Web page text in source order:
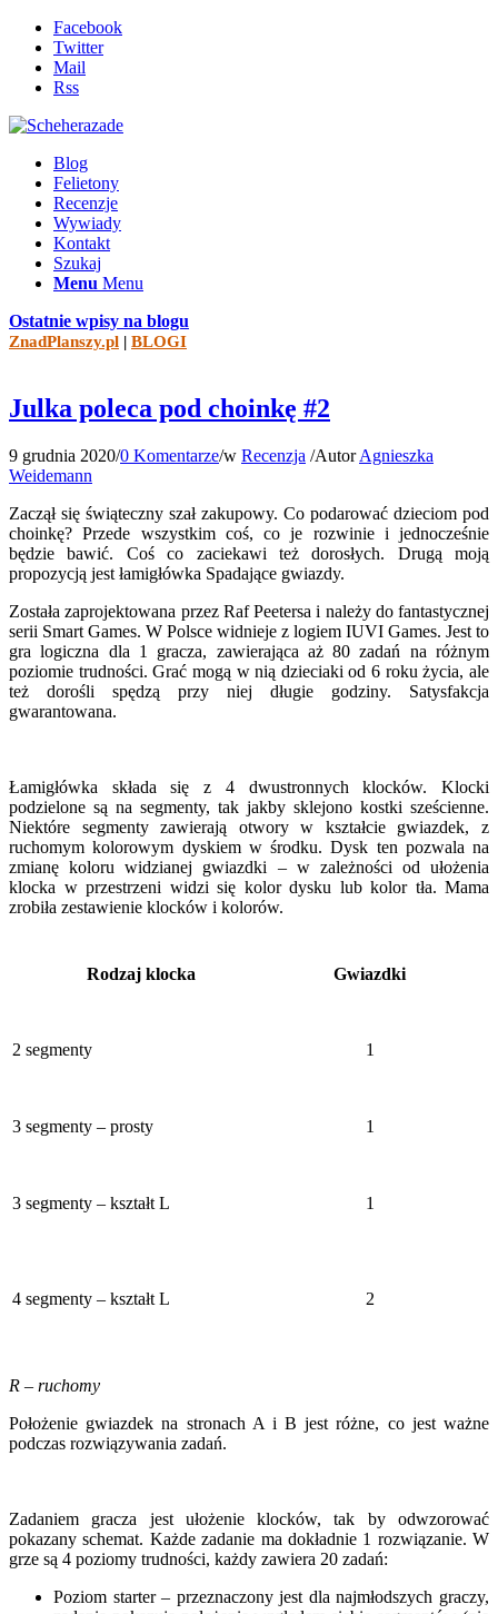
Facebook
Twitter
Mail
Rss
Blog
Felietony
Recenzje
Wywiady
Kontakt
Szukaj
Menu Menu
Ostatnie wpisy na blogu
ZnadPlanszy.pl | BLOGI
Julka poleca pod choinkę #2
9 grudnia 2020/0 Komentarze/w Recenzja /AutorAgnieszka
Weidemann
Zaczął się świąteczny szał zakupowy. Co podarować dzieciom pod
choinkę? Przede wszystkim coś, co je rozwinie i jednocześnie
będzie bawić. Coś co zaciekawi też dorosłych. Drugą moją
propozycją jest łamigłówka Spadające gwiazdy.
Została zaprojektowana przez Raf Peetersa i należy do fantastycznej
serii Smart Games. W Polsce widnieje z logiem IUVI Games. Jest to
gra logiczna dla 1 gracza, zawierająca aż 80 zadań na różnym
poziomie trudności. Grać mogą w nią dzieciaki od 6 roku życia, ale
też dorośli spędzą przy niej długie godziny. Satysfakcja
gwarantowana.
Łamigłówka składa się z 4 dwustronnych klocków. Klocki
podzielone są na segmenty, tak jakby sklejono kostki sześcienne.
Niektóre segmenty zawierają otwory w kształcie gwiazdek, z
ruchomym kolorowym dyskiem w środku. Dysk ten pozwala na
zmianę koloru widzianej gwiazdki – w zależności od ułożenia
klocka w przestrzeni widzi się kolor dysku lub kolor tła. Mama
zrobiła zestawienie klocków i kolorów.
Rodzaj klocka Gwiazdki
2 segmenty 1
3 segmenty – prosty 1
3 segmenty – kształt L 1
4 segmenty – kształt L 2
R – ruchomy
Położenie gwiazdek na stronach A i B jest różne, co jest ważne
podczas rozwiązywania zadań.
Zadaniem gracza jest ułożenie klocków, tak by odwzorować
pokazany schemat. Każde zadanie ma dokładnie 1 rozwiązanie. W
grze są 4 poziomy trudności, każdy zawiera 20 zadań:
Poziom starter – przeznaczony jest dla najmłodszych graczy,